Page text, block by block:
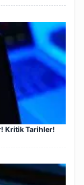
Kritik Tarihler!